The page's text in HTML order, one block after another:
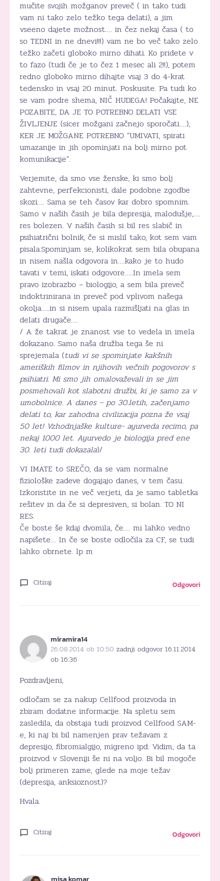
mučite svojih možganov preveč ( in tako tudi
vam ni tako zelo težko tega delati), a jim
vseeno dajete možnost…. in čez nekaj časa ( to
so TEDNI in ne dnevi!!!) vam ne bo več tako zelo
težko začeti globoko mirno dihati. Ko pridete v
to fazo (tudi če je to čez 1 mesec ali 2!!), potem
redno globoko mirno dihajte vsaj 3 do 4-krat
tedensko in vsaj 20 minut. Poskusite. Pa tudi ko
se vam podre shema, NIČ HUDEGA! Počakajte, NE
POZABITE, DA JE TO POTREBNO DELATI VSE
ŽIVLJENJE (sicer možgani začnejo sporočati….),
KER JE MOŽGANE POTREBNO “UMIVATI, spirati
umazanije in jih opominjati na bolj mirno pot
komunikacije”.
Verjemite, da smo vse ženske, ki smo bolj
zahtevne, perfekcionisti, dale podobne zgodbe
skozi…. Sama se teh časov kar dobro spomnim.
Samo v naših časih je bila depresija, malodušje,….
res bolezen. V naših časih si bil res slabič in
psihiatrični bolnik, če si mislil tako, kot sem vam
pisala.Spominjam se, kolikokrat sem bila obupana
in nisem našla odgovora in….kako je to hudo
tavati v temi, iskati odgovore…..In imela sem
pravo izobrazbo – biologijo, a sem bila preveč
indoktrinirana in preveč pod vplivom našega
okolja…..in si nisem upala razmišljati na glas in
delati drugače….
/ A že takrat je znanost vse to vedela in imela
dokazano. Samo naša družba tega še ni
sprejemala (tudi vi se spominjate kakšnih
ameriških filmov in njihovih večnih pogovorov s
psihiatri. Mi smo jih omalovaževali in se jim
posmehovali kot slabotni družbi, ki je samo za v
umobolnice. A danes – po 30.letih, začenjamo
delati to, kar zahodna civilizacija pozna že vsaj
50 let! Vzhodnjaške kulture- ayurveda recimo, pa
nekaj 1000 let. Ayurvedo je biologija pred ene
30. leti tudi dokazala)/
VI IMATE to SREČO, da se vam normalne
fiziološke zadeve dogajajo danes, v tem času.
Izkoristite in ne več verjeti, da je samo tabletka
rešitev in da če si depresiven, si bolan. TO NI
RES.
Če boste še kdaj dvomila, če…. mi lahko vedno
napišete… In če se boste odločila za CF, se tudi
lahko obrnete. lp m
Citiraj Odgovori
miramira14
26.08.2014 ob 10:50 zadnji odgovor 16.11.2014
ob 16:36
Pozdravljeni,
odločam se za nakup Cellfood proizvoda in
zbiram dodatne informacije. Na spletu sem
zasledila, da obstaja tudi proizvod Cellfood SAM-
e, ki naj bi bil namenjen prav težavam z
depresijo, fibromialgijo, migreno ipd. Vidim, da ta
proizvod v Sloveniji še ni na voljo. Bi bil mogoče
bolj primeren zame, glede na moje težav
(depresija, anksioznost)?
Hvala.
Citiraj Odgovori
misa komar